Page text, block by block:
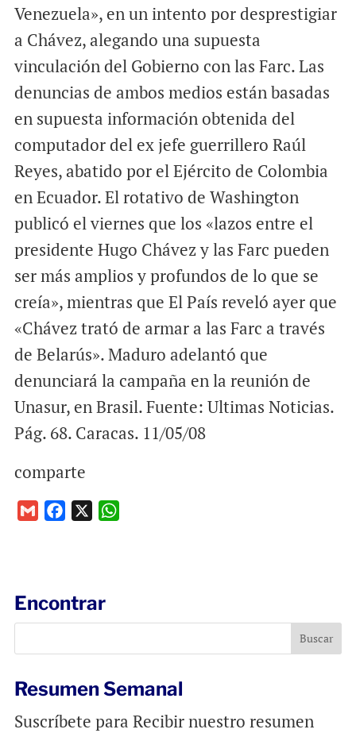
Venezuela», en un intento por desprestigiar
a Chávez, alegando una supuesta
vinculación del Gobierno con las Farc. Las
denuncias de ambos medios están basadas
en supuesta información obtenida del
computador del ex jefe guerrillero Raúl
Reyes, abatido por el Ejército de Colombia
en Ecuador. El rotativo de Washington
publicó el viernes que los «lazos entre el
presidente Hugo Chávez y las Farc pueden
ser más amplios y profundos de lo que se
creía», mientras que El País reveló ayer que
«Chávez trató de armar a las Farc a través
de Belarús». Maduro adelantó que
denunciará la campaña en la reunión de
Unasur, en Brasil. Fuente: Ultimas Noticias.
Pág. 68. Caracas. 11/05/08
comparte
o
k
p
Encontrar
Resumen Semanal
Suscríbete para Recibir nuestro resumen